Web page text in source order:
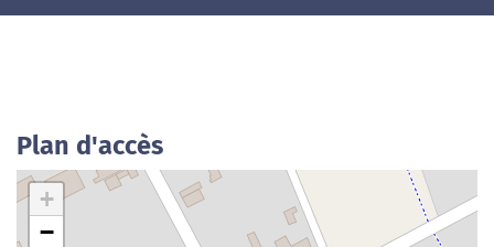
Plan d'accès
+
−